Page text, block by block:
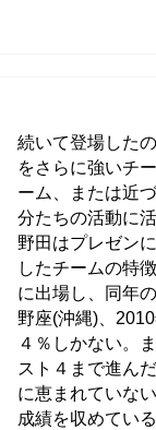
続いて登場した
をさらに強いチ
ーム、または近
分たちの活動に
野田はプレゼン
したチームの特
に出場し、同年
野座(沖縄)、
４％しかない。
スト４まで進ん
に恵まれていな
成績を収めてい